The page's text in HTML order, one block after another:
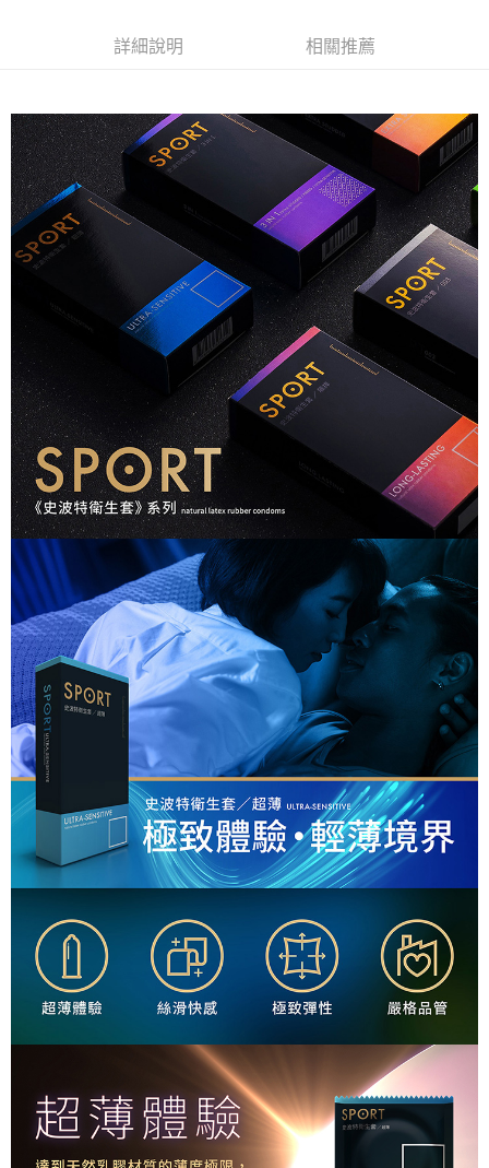
時審查核予不同之上限額度；若仍有額度不足之情形，本公司將視審查結果
付款後寶雅門市自取(由倉庫統一出貨)
詳細說明 相關推薦